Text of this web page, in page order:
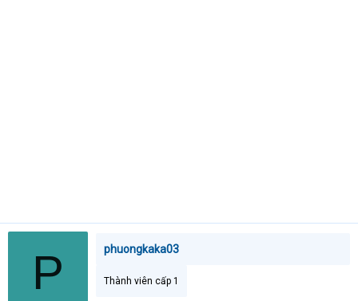
P phuongkaka03
Thành viên cấp 1